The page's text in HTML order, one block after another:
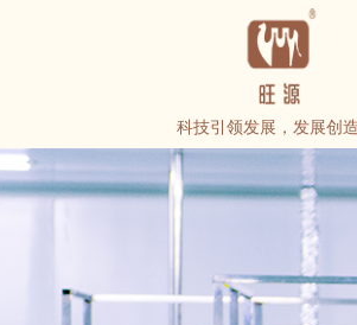
科技引领发展，发展创